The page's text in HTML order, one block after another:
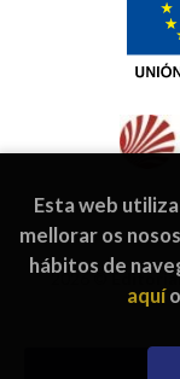
2026 ©
Esta web
mellorar os
hábitos de
aquí